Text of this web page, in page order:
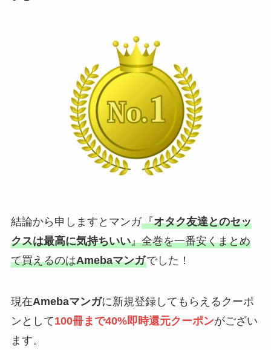
結論から申しますとマンガ『オタク友達とのセッ
クスは最高に気持ちいい』全巻を一番安くまとめ
て買えるのはAmebaマンガでした！
現在Amebaマンガに新規登録してもらえるクーポ
ンとして100冊まで40%即時還元クーポンがござい
ます。